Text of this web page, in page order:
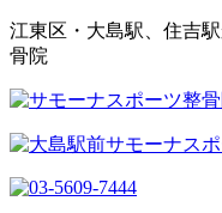
江東区・大島駅、住吉
骨院